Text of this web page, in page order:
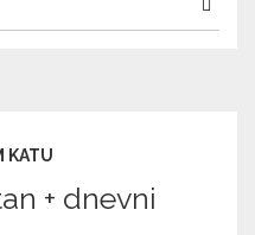
KATU
+ dnevni